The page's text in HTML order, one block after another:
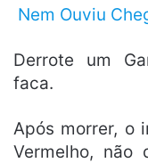
Nem Ouviu
Derrote um
faca.
Após morrer, o
Vermelho, não